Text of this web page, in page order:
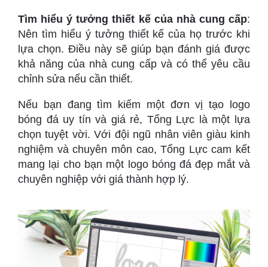
Tìm hiểu ý tưởng thiết kế của nhà cung cấp:
Nên tìm hiểu ý tưởng thiết kế của họ trước khi
lựa chọn. Điều này sẽ giúp bạn đánh giá được
khả năng của nhà cung cấp và có thể yêu cầu
chỉnh sửa nếu cần thiết.
Nếu bạn đang tìm kiếm một đơn vị tạo logo
bóng đá uy tín và giá rẻ, Tổng Lực là một lựa
chọn tuyệt vời. Với đội ngũ nhân viên giàu kinh
nghiệm và chuyên môn cao, Tổng Lực cam kết
mang lại cho bạn một logo bóng đá đẹp mắt và
chuyên nghiệp với giá thành hợp lý.